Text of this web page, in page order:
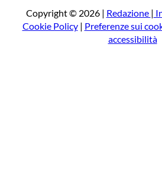
a
Copyright © 2026 | Redazione |
Cookie Policy| Preferenze sui
accessibilità